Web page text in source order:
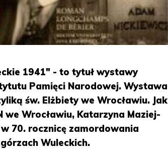
1941" - to tytuł wystawy
Pamięci Narodowej. Wystawa
św. Elżbiety we Wrocławiu. Jak
Wrocławiu, Katarzyna Maziej-
70. rocznicę zamordowania
Wuleckich.